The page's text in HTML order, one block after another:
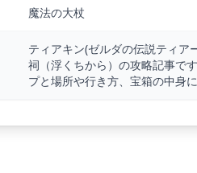
魔法の大杖
ティアキン(ゼルダの伝説ティア
祠（浮くちから）の攻略記事で
プと場所や行き方、宝箱の中身